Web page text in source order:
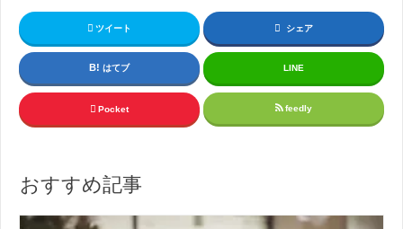
ツイート シェア
はてブ LINE
Pocket feedly
おすすめ記事